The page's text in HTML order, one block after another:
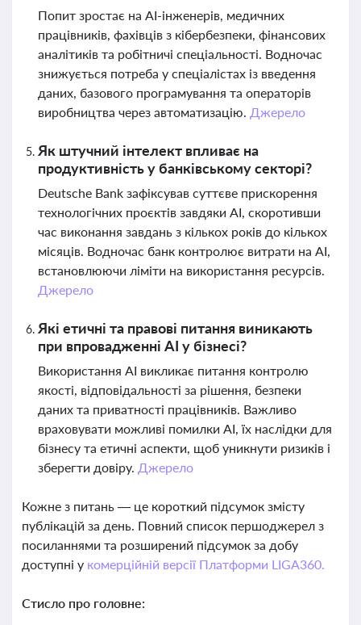
Попит зростає на AI-інженерів, медичних
працівників, фахівців з кібербезпеки, фінансових
аналітиків та робітничі спеціальності. Водночас
знижується потреба у спеціалістах із введення
даних, базового програмування та операторів
виробництва через автоматизацію. Джерело
Як штучний інтелект впливає на
продуктивність у банківському секторі?
Deutsche Bank зафіксував суттєве прискорення
технологічних проєктів завдяки AI, скоротивши
час виконання завдань з кількох років до кількох
місяців. Водночас банк контролює витрати на AI,
встановлюючи ліміти на використання ресурсів.
Джерело
Які етичні та правові питання виникають
при впровадженні AI у бізнесі?
Використання AI викликає питання контролю
якості, відповідальності за рішення, безпеки
даних та приватності працівників. Важливо
враховувати можливі помилки AI, їх наслідки для
бізнесу та етичні аспекти, щоб уникнути ризиків і
зберегти довіру. Джерело
Кожне з питань — це короткий підсумок змісту
публікацій за день. Повний список першоджерел з
посиланнями та розширений підсумок за добу
доступні у комерційній версії Платформи LIGA360.
Стисло про головне: